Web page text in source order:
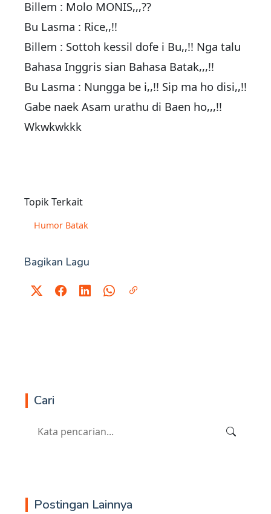
Billem : Molo MONIS,,,??
Bu Lasma : Rice,,!!
Billem : Sottoh kessil dofe i Bu,,!! Nga talu
Bahasa Inggris sian Bahasa Batak,,,!!
Bu Lasma : Nungga be i,,!! Sip ma ho disi,,!!
Gabe naek Asam urathu di Baen ho,,,!!
Wkwkwkkk
Topik Terkait
Humor Batak
Bagikan Lagu
Cari
Postingan Lainnya